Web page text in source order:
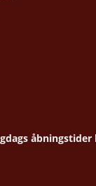
åbningstider